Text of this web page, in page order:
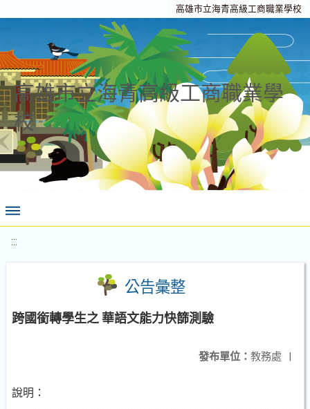
高雄市立海青高級工商職業學校
高雄市立海青高級工商職業學
校
:::
公告彙整
跨國銜轉學生之 華語文能力快篩測驗
發布單位： 教務處 |
說明：